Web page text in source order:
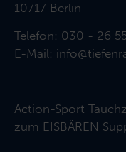
10717 Berlin
Telefon: 030 - 26
E-Mail:
Action-Sport
zum EISBÄREN